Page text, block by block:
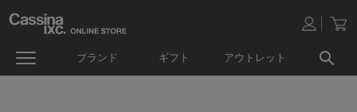
ブランド ギフト アウトレット